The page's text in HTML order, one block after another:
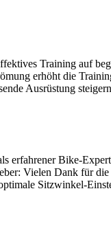
Training auf
erhöht die
Ausrüstung
Bike-
Vielen Dank für
Sitzwinkel-